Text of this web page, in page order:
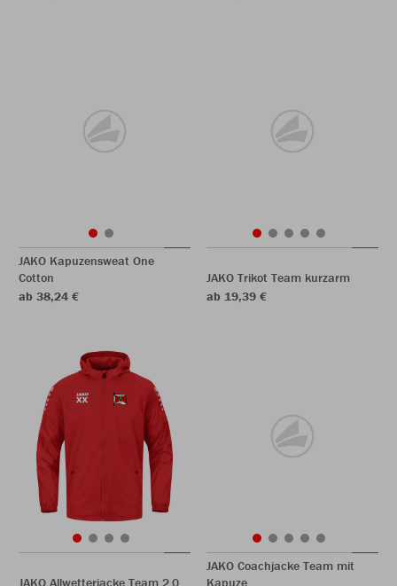
JAKO Kapuzensweat One
Cotton
ab 38,24 €
JAKO Trikot Team kurzarm
ab 19,39 €
JAKO Allwetterjacke Team 2.0
JAKO Coachjacke Team mit
Kapuze